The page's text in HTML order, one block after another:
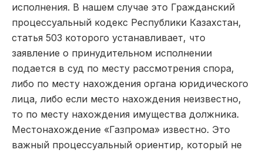
исполнения. В нашем случае это Гражданский
процессуальный кодекс Республики Казахстан,
статья 503 которого устанавливает, что
заявление о принудительном исполнении
подается в суд по месту рассмотрения спора,
либо по месту нахождения органа юридического
лица, либо если место нахождения неизвестно,
то по месту нахождения имущества должника.
Местонахождение «Газпрома» известно. Это
важный процессуальный ориентир, который не